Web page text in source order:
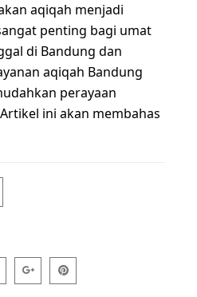
aqiqah menjadi
penting bagi umat
di Bandung dan
aqiqah Bandung
perayaan
ini akan membahas